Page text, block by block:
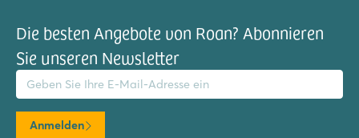
Die besten Angebote von Roan? Abonnieren
Sie unseren Newsletter
Adresse
Anmelden